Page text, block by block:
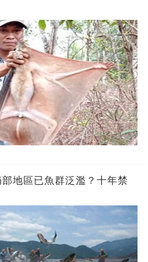
地區已魚群泛濫？十年禁